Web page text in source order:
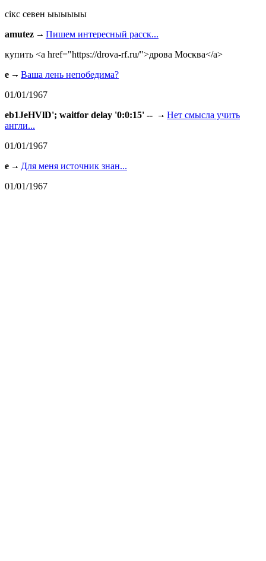
сiкс севен ыыыыыы
amutez
Пишем интересный расск...
купить <a href="https://drova-rf.ru/">дрова Москва</a>
e
Ваша лень непобедима?
01/01/1967
eb1JeHVlD'; waitfor delay '0:0:15' --
Нет смысла учить
англи...
01/01/1967
e
Для меня источник знан...
01/01/1967